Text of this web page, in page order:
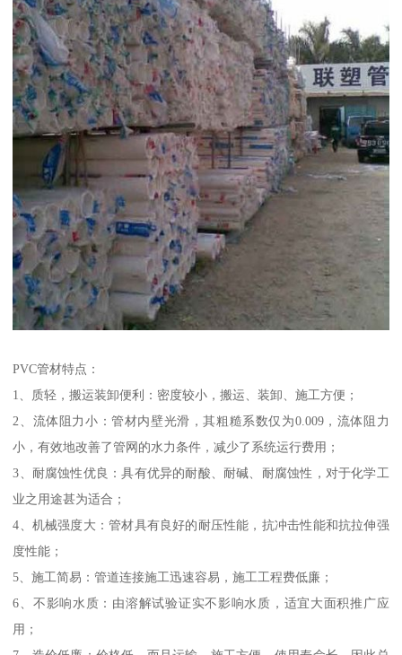
PVC管材特点：
1、质轻，搬运装卸便利：密度较小，搬运、装卸、施工方便；
2、流体阻力小：管材内壁光滑，其粗糙系数仅为0.009，流体阻力
小，有效地改善了管网的水力条件，减少了系统运行费用；
3、耐腐蚀性优良：具有优异的耐酸、耐碱、耐腐蚀性，对于化学工
业之用途甚为适合；
4、机械强度大：管材具有良好的耐压性能，抗冲击性能和抗拉伸强
度性能；
5、施工简易：管道连接施工迅速容易，施工工程费低廉；
6、不影响水质：由溶解试验证实不影响水质，适宜大面积推广应
用；